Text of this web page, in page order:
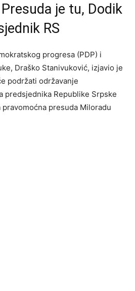
je tu, Dodik
RS
progresa (PDP) i
Draško Stanivuković, izjavio je
podržati održavanje
predsjednika Republike Srpske
presuda Miloradu